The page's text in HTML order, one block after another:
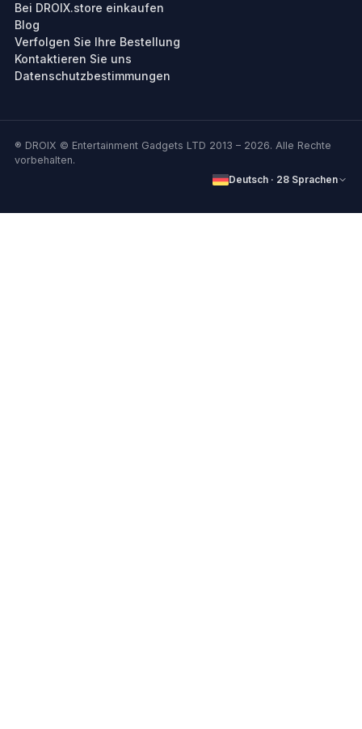
Bei DROIX.store einkaufen
Blog
Verfolgen Sie Ihre Bestellung
Kontaktieren Sie uns
Datenschutzbestimmungen
® DROIX © Entertainment Gadgets LTD 2013 – 2026. Alle Rechte
vorbehalten.
Deutsch · 28 Sprachen